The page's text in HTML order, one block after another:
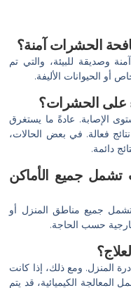
الحشرات آمنة؟
وصديقة للبيئة، والتي تم
أو الحيوانات الأليفة.
على الحشرات؟
الإصابة. عادةً ما يستغرق
فعالة. في بعض الحالات،
دائمة.
جميع الأماكن
جميع مناطق المنزل أو
حسب الحاجة.
المنزل. ومع ذلك، إذا كانت
المعالجة الكيميائية، قد يتم